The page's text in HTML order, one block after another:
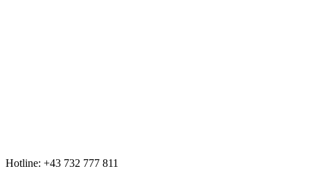
Hotline: +43 732 777 811